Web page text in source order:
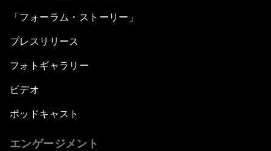
「フォーラム・ストーリー」
プレスリリース
フォトギャラリー
ビデオ
ポッドキャスト
エンゲージメント